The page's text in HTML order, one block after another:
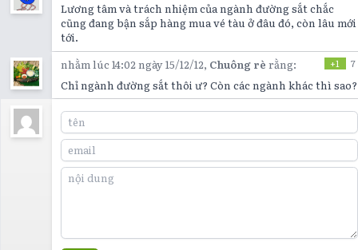
Lương tâm và trách nhiệm của ngành đường sắt chắc
cũng đang bận sắp hàng mua vé tàu ở đâu đó, còn lâu mới
tới.
nhằm lúc 14:02 ngày 15/12/12, Chuông rè rằng: +1 7
Chỉ ngành đường sắt thôi ư? Còn các ngành khác thì sao?